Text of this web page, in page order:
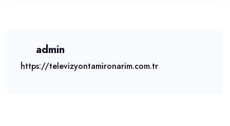
admin
https://televizyontamironarim.com.tr